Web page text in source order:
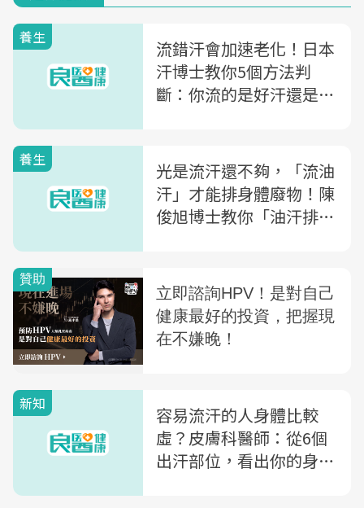
養生
流錯汗會加速老化！日本
汗博士教你5個方法判
斷：你流的是好汗還是壞
養生
光是流汗還不夠，「流油
汗」才能排身體廢物！陳
俊旭博士教你「油汗排毒
新知
容易流汗的人身體比較
虛？皮膚科醫師：從6個
出汗部位，看出你的身體